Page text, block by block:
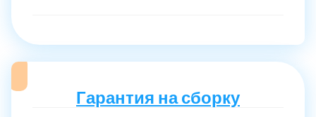
Гарантия на сборку